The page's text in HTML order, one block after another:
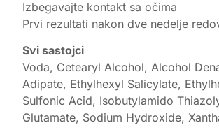
Izbegavajte kontakt sa očima
Prvi rezultati nakon dve nedelje
Svi sastojci
Voda, Cetearyl Alcohol, Alcohol
Adipate, Ethylhexyl Salicylate,
Sulfonic Acid, Isobutylamido
Glutamate, Sodium Hydroxide,